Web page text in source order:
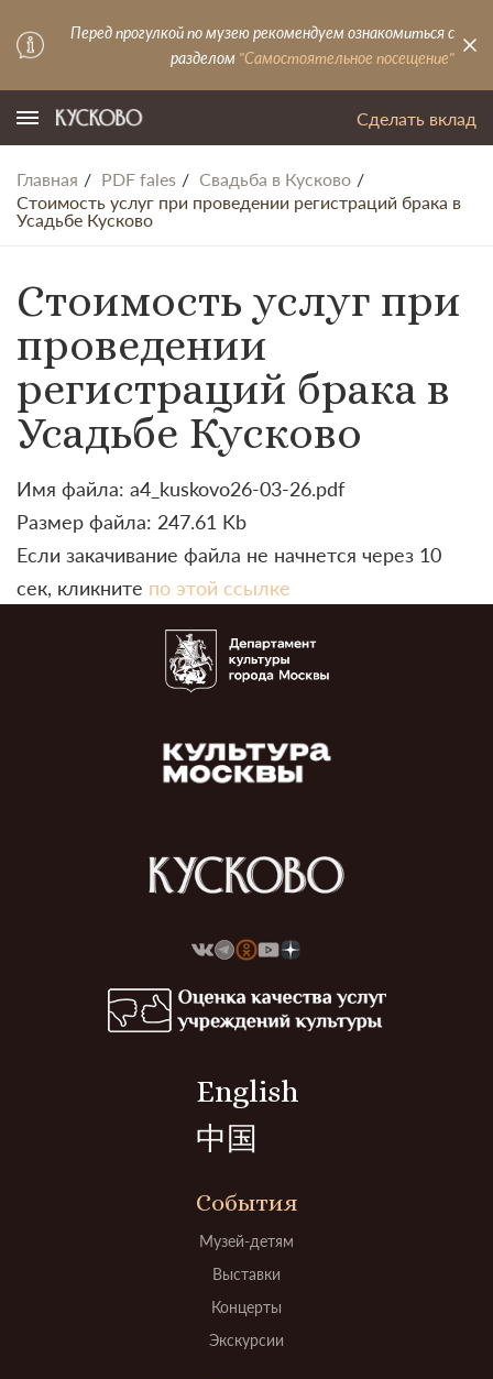
Перед прогулкой по музею рекомендуем ознакомиться с
разделом "Самостоятельное посещение"
Сделать вклад
Главная PDF fales
Свадьба в Кусково
Стоимость услуг при проведении регистраций брака в
Усадьбе Кусково
Стоимость услуг при
проведении
регистраций брака в
Усадьбе Кусково
Имя файла: a4_kuskovo26-03-26.pdf
Размер файла: 247.61 Kb
Если закачивание файла не начнется через 10
сек, кликните по этой ссылке
English
中国
События
Музей-детям
Выставки
Концерты
Экскурсии